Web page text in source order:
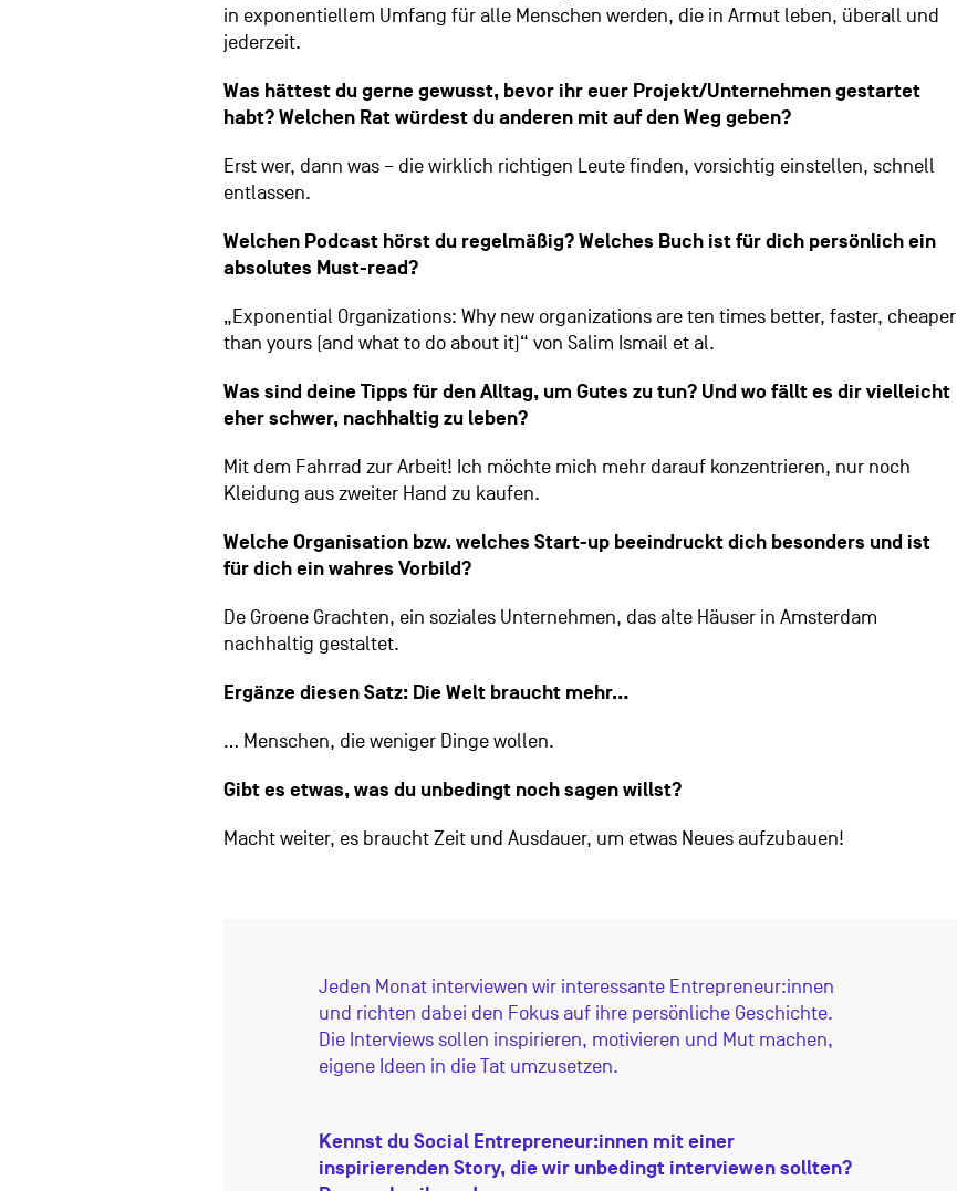
in exponentiellem Umfang für alle Menschen werden, die in Armut leben, überall und
jederzeit.
Was hättest du gerne gewusst, bevor ihr euer Projekt/Unternehmen gestartet
habt? Welchen Rat würdest du anderen mit auf den Weg geben?
Erst wer, dann was – die wirklich richtigen Leute finden, vorsichtig einstellen, schnell
entlassen.
Welchen Podcast hörst du regelmäßig? Welches Buch ist für dich persönlich ein
absolutes Must-read?
„Exponential Organizations: Why new organizations are ten times better, faster, cheaper
than yours (and what to do about it)“ von Salim Ismail et al.
Was sind deine Tipps für den Alltag, um Gutes zu tun? Und wo fällt es dir vielleicht
eher schwer, nachhaltig zu leben?
Mit dem Fahrrad zur Arbeit! Ich möchte mich mehr darauf konzentrieren, nur noch
Kleidung aus zweiter Hand zu kaufen.
Welche Organisation bzw. welches Start-up beeindruckt dich besonders und ist
für dich ein wahres Vorbild?
De Groene Grachten, ein soziales Unternehmen, das alte Häuser in Amsterdam
nachhaltig gestaltet.
Ergänze diesen Satz: Die Welt braucht mehr…
… Menschen, die weniger Dinge wollen.
Gibt es etwas, was du unbedingt noch sagen willst?
Macht weiter, es braucht Zeit und Ausdauer, um etwas Neues aufzubauen!
Jeden Monat interviewen wir interessante Entrepreneur:innen
und richten dabei den Fokus auf ihre persönliche Geschichte.
Die Interviews sollen inspirieren, motivieren und Mut machen,
eigene Ideen in die Tat umzusetzen.
Kennst du Social Entrepreneur:innen mit einer
inspirierenden Story, die wir unbedingt interviewen sollten?